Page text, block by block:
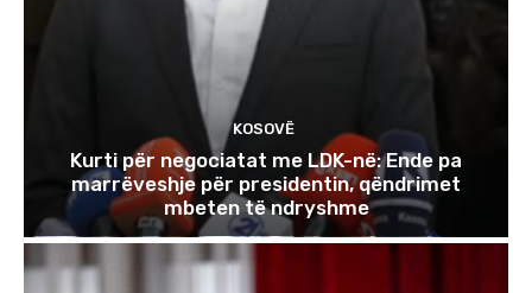
KOSOVË
Kurti për negociatat me LDK-në: Ende pa
marrëveshje për presidentin, qëndrimet
mbeten të ndryshme